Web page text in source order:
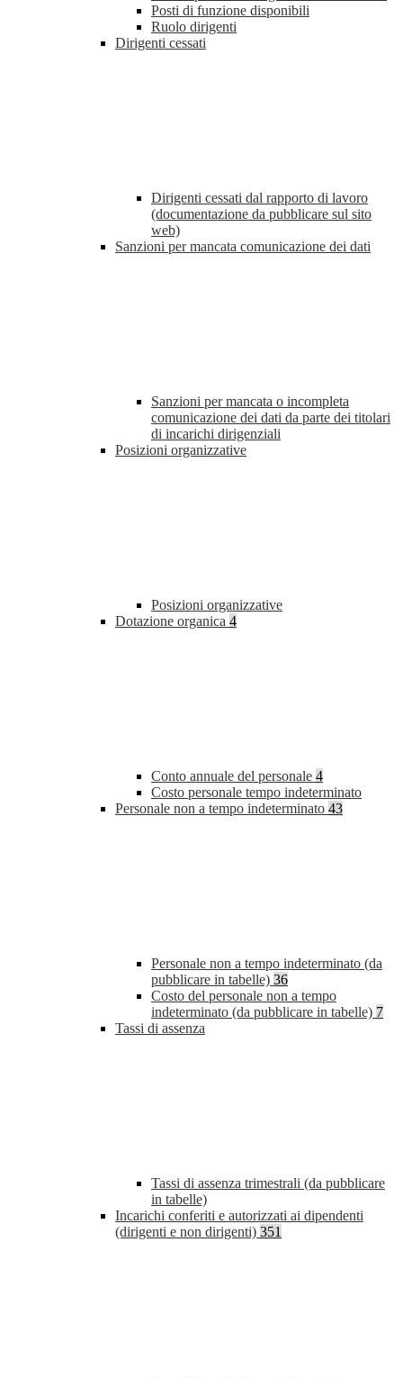
Posti di funzione disponibili
Ruolo dirigenti
Dirigenti cessati
Dirigenti cessati dal rapporto di lavoro
(documentazione da pubblicare sul sito
web)
Sanzioni per mancata comunicazione dei dati
Sanzioni per mancata o incompleta
comunicazione dei dati da parte dei titolari
di incarichi dirigenziali
Posizioni organizzative
Posizioni organizzative
Dotazione organica 4
Conto annuale del personale 4
Costo personale tempo indeterminato
Personale non a tempo indeterminato 43
Personale non a tempo indeterminato (da
pubblicare in tabelle) 36
Costo del personale non a tempo
indeterminato (da pubblicare in tabelle) 7
Tassi di assenza
Tassi di assenza trimestrali (da pubblicare
in tabelle)
Incarichi conferiti e autorizzati ai dipendenti
(dirigenti e non dirigenti) 351